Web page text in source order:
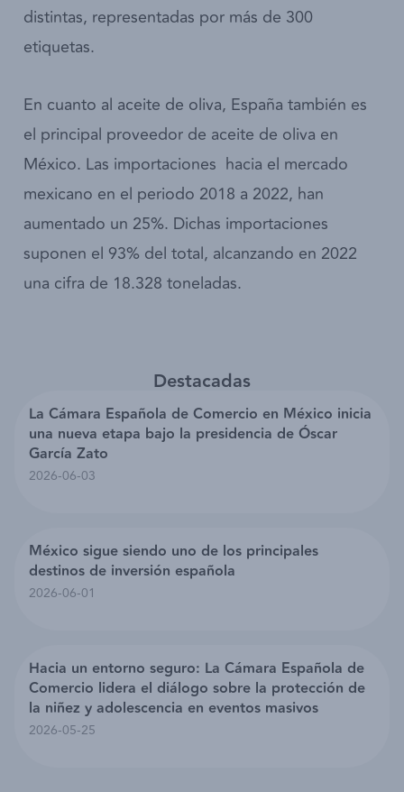
distintas, representadas por más de 300
etiquetas.
En cuanto al aceite de oliva, España también es
el principal proveedor de aceite de oliva en
México. Las importaciones hacia el mercado
mexicano en el periodo 2018 a 2022, han
aumentado un 25%. Dichas importaciones
suponen el 93% del total, alcanzando en 2022
una cifra de 18.328 toneladas.
Destacadas
La Cámara Española de Comercio en México inicia
una nueva etapa bajo la presidencia de Óscar
García Zato
2026-06-03
México sigue siendo uno de los principales
destinos de inversión española
2026-06-01
Hacia un entorno seguro: La Cámara Española de
Comercio lidera el diálogo sobre la protección de
la niñez y adolescencia en eventos masivos
2026-05-25